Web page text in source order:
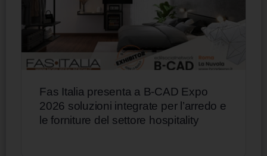
Fas Italia presenta a B-CAD Expo
2026 soluzioni integrate per l’arredo e
le forniture del settore hospitality